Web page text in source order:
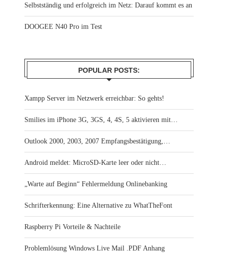
Selbstständig und erfolgreich im Netz: Darauf kommt es an
DOOGEE N40 Pro im Test
POPULAR POSTS:
Xampp Server im Netzwerk erreichbar: So gehts!
Smilies im iPhone 3G, 3GS, 4, 4S, 5 aktivieren mit…
Outlook 2000, 2003, 2007 Empfangsbestätigung,…
Android meldet: MicroSD-Karte leer oder nicht…
„Warte auf Beginn“ Fehlermeldung Onlinebanking
Schrifterkennung: Eine Alternative zu WhatTheFont
Raspberry Pi Vorteile & Nachteile
Problemlösung Windows Live Mail .PDF Anhang